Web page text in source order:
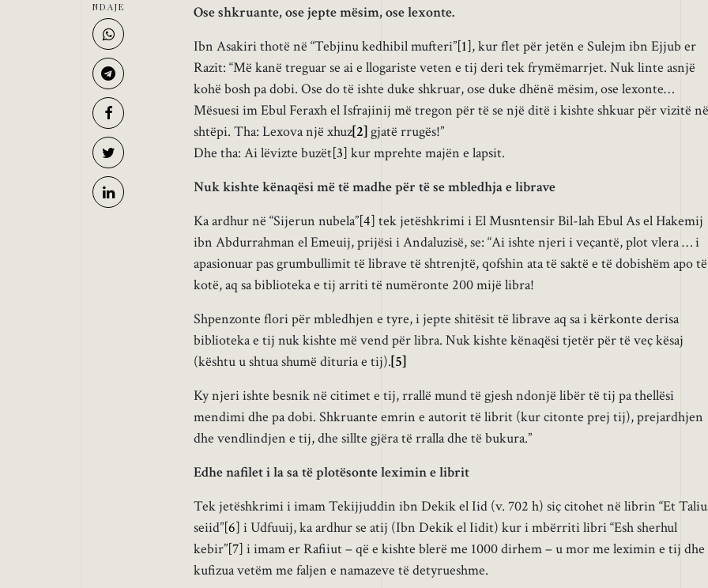
Ose shkruante, ose jepte mësim, ose lexonte.
Ibn Asakiri thotë në “Tebjinu kedhibil mufteri”[1], kur flet për jetën e Sulejm ibn Ejjub er
Razit: “Më kanë treguar se ai e llogariste veten e tij deri tek frymëmarrjet. Nuk linte asnjë
kohë bosh pa dobi. Ose do të ishte duke shkruar, ose duke dhënë mësim, ose lexonte…
Mësuesi im Ebul Feraxh el Isfrajinij më tregon për të se një ditë i kishte shkuar për vizitë në
shtëpi. Tha: Lexova një xhuz[2]gjatë rrugës!”
Dhe tha: Ai lëvizte buzët[3] kur mprehte majën e lapsit.
Nuk kishte kënaqësi më të madhe për të se mbledhja e librave
Ka ardhur në “Sijerun nubela”[4] tek jetëshkrimi i El Musntensir Bil-lah Ebul As el Hakemij
ibn Abdurrahman el Emeuij, prijësi i Andaluzisë, se: “Ai ishte njeri i veçantë, plot vlera … i
apasionuar pas grumbullimit të librave të shtrenjtë, qofshin ata të saktë e të dobishëm apo të
kotë, aq sa biblioteka e tij arriti të numëronte 200 mijë libra!
Shpenzonte flori për mbledhjen e tyre, i jepte shitësit të librave aq sa i kërkonte derisa
biblioteka e tij nuk kishte më vend për libra. Nuk kishte kënaqësi tjetër për të veç kësaj
(kështu u shtua shumë dituria e tij).[5]
Ky njeri ishte besnik në citimet e tij, rrallë mund të gjesh ndonjë libër të tij pa thellësi
mendimi dhe pa dobi. Shkruante emrin e autorit të librit (kur citonte prej tij), prejardhjen
dhe vendlindjen e tij, dhe sillte gjëra të rralla dhe të bukura.”
Edhe nafilet i la sa të plotësonte leximin e librit
Tek jetëshkrimi i imam Tekijjuddin ibn Dekik el Iid (v. 702 h) siç citohet në librin “Et
seiid”[6] i Udfuuij, ka ardhur se atij (Ibn Dekik el Iidit) kur i mbërriti libri “Esh sherhul
kebir”[7] i imam er Rafiiut – që e kishte blerë me 1000 dirhem – u mor me leximin e tij dhe
kufizua vetëm me faljen e namazeve të detyrueshme.
NDAJE